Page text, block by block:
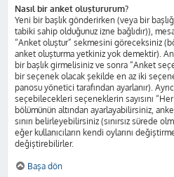
Nasıl bir anket oluştururum?
Yeni bir başlık gönderirken (veya bir
tabiki sahip olduğunuz izne bağlıdır)),
“Anket oluştur” sekmesini göreceksiniz
anket oluşturma yetkiniz yok demektir).
bir başlık girmelisiniz ve sonra “Anket
bir seçenek olacak şekilde en az iki
panosu yönetici tarafından ayarlanır).
seçebilecekleri seçeneklerin sayısını
bölümünün altından ayarlayabilirsiniz,
sınırı belirleyebilirsiniz (sınırsız sürede
eğer kullanıcıların kendi oylarını
değiştirebilirler.
Başa dön